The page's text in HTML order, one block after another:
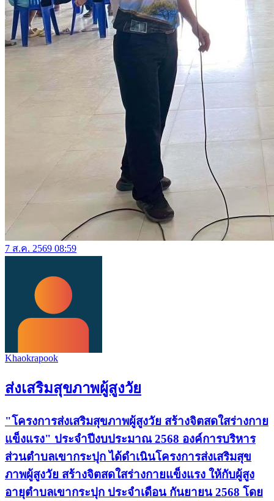
7 ส.ค. 2569 08:59
Khaokrapook
ส่งเสริมสุขภาพผู้สูงวัย
"โครงการส่งเสริมสุขภาพผู้สูงวัย สร้างจิตสดใสร่างกาย
แข็งแรง" ประจำปีงบประมาณ 2568 องค์การบริหาร
ส่วนตำบลเขากระปุก ได้ดำเนินโครงการส่งเสริมสุข
ภาพผู้สูงวัย สร้างจิตสดใสร่างกายแข็งแรง ให้กับผู้สูง
อายุตำบลเขากระปุก ประจำเดือน กันยายน 2568 โดย